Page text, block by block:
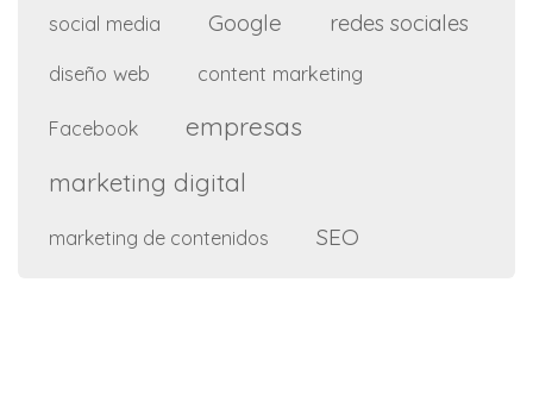
social media Google redes sociales
diseño web content marketing
Facebook
empresas
marketing digital
marketing de contenidos SEO